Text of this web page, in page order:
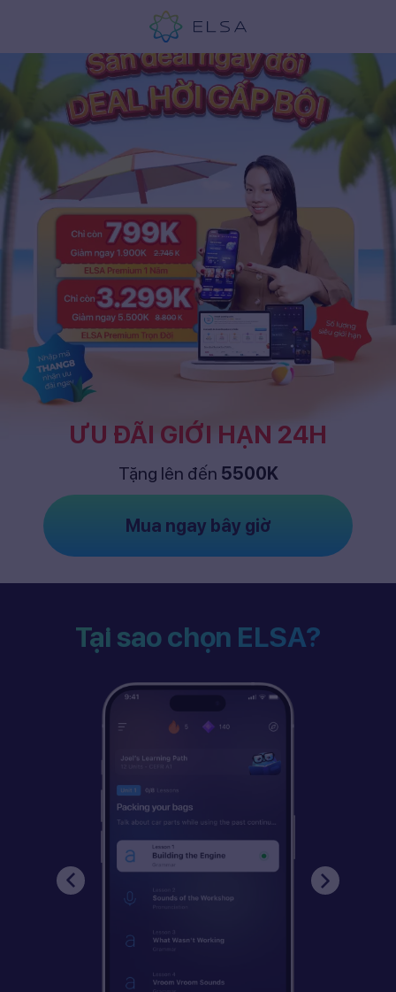
ƯU ĐÃI GIỚI HẠN 24H
Tặng lên đến 5500K
Mua ngay bây giờ
Tại sao chọn ELSA?